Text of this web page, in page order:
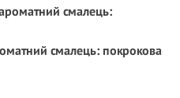
смалець: покрокова